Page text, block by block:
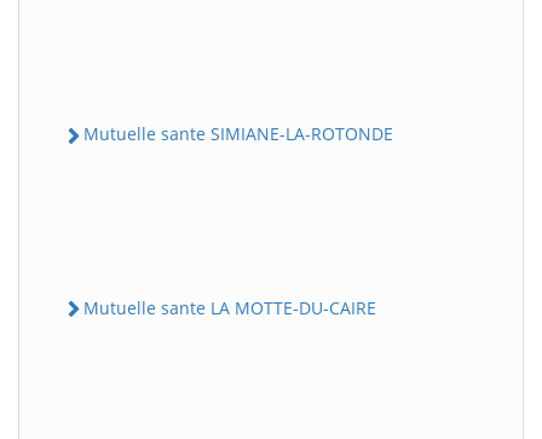
Mutuelle sante SIMIANE-LA-ROTONDE
Mutuelle sante LA MOTTE-DU-CAIRE